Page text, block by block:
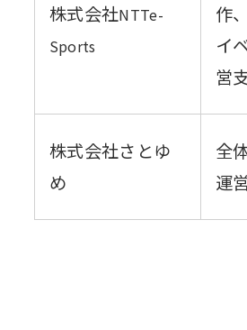
株式会社NTTe-
Sports
作
イ
営
株式会社さとゆ
め
全
運